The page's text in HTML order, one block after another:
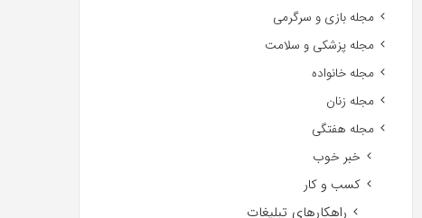
مجله بازی و سرگرمی
مجله پزشکی و سلامت
مجله خانواده
مجله زنان
مجله هفتگی
خبر خوب
کسب و کار
راهکارهای تبلیغات